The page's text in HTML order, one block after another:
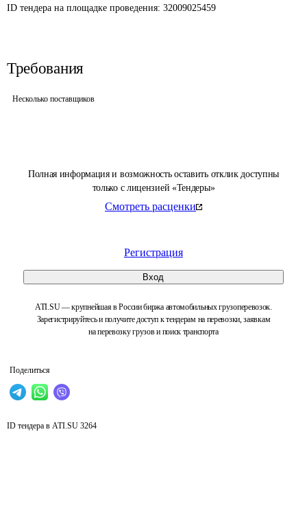
Полная информация и возможность оставить отклик доступны
только с лицензией «Тендеры»
Смотреть расценки
Регистрация
Вход
ATI.SU — крупнейшая в России биржа автомобильных грузоперевозок.
Зарегистрируйтесь и получите доступ к тендерам на перевозки, заявкам
на перевозку грузов и поиск транспорта
Поделиться
ID тендера на площадке проведения: 32009025459
Требования
Несколько поставщиков
ID тендера в ATI.SU 3264